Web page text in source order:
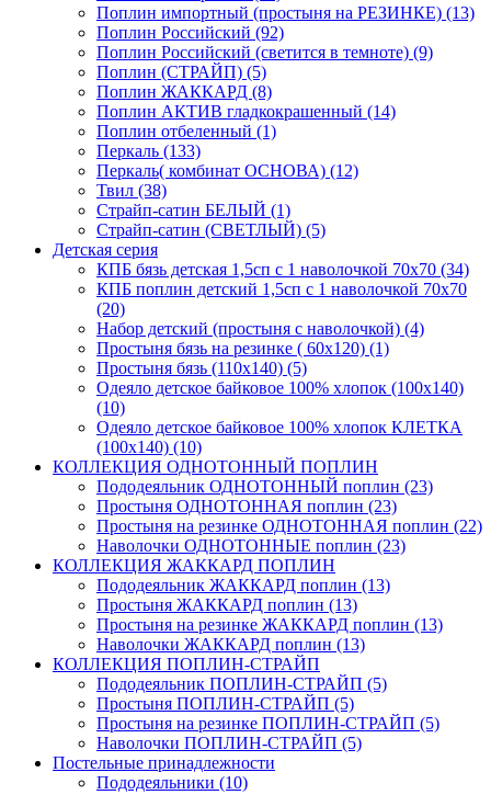
Поплин импортный (простыня на РЕЗИНКЕ) (13)
Поплин Российский (92)
Поплин Российский (светится в темноте) (9)
Поплин (СТРАЙП) (5)
Поплин ЖАККАРД (8)
Поплин АКТИВ гладкокрашенный (14)
Поплин отбеленный (1)
Перкаль (133)
Перкаль( комбинат ОСНОВА) (12)
Твил (38)
Страйп-сатин БЕЛЫЙ (1)
Страйп-сатин (СВЕТЛЫЙ) (5)
Детская серия
КПБ бязь детская 1,5сп с 1 наволочкой 70х70 (34)
КПБ поплин детский 1,5сп с 1 наволочкой 70х70
(20)
Набор детский (простыня с наволочкой) (4)
Простыня бязь на резинке ( 60х120) (1)
Простыня бязь (110х140) (5)
Одеяло детское байковое 100% хлопок (100х140)
(10)
Одеяло детское байковое 100% хлопок КЛЕТКА
(100х140) (10)
КОЛЛЕКЦИЯ ОДНОТОННЫЙ ПОПЛИН
Пододеяльник ОДНОТОННЫЙ поплин (23)
Простыня ОДНОТОННАЯ поплин (23)
Простыня на резинке ОДНОТОННАЯ поплин (22)
Наволочки ОДНОТОННЫЕ поплин (23)
КОЛЛЕКЦИЯ ЖАККАРД ПОПЛИН
Пододеяльник ЖАККАРД поплин (13)
Простыня ЖАККАРД поплин (13)
Простыня на резинке ЖАККАРД поплин (13)
Наволочки ЖАККАРД поплин (13)
КОЛЛЕКЦИЯ ПОПЛИН-СТРАЙП
Пододеяльник ПОПЛИН-СТРАЙП (5)
Простыня ПОПЛИН-СТРАЙП (5)
Простыня на резинке ПОПЛИН-СТРАЙП (5)
Наволочки ПОПЛИН-СТРАЙП (5)
Постельные принадлежности
Пододеяльники (10)